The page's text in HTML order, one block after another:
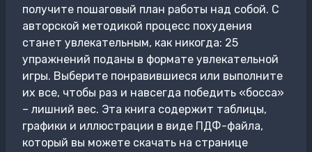
получите пошаговый план работы над собой. С
авторской методикой процесс похудения
станет увлекательным, как никогда: 25
упражнений поданы в формате увлекательной
игры. Выберите понравившиеся или выполните
их все, чтобы раз и навсегда победить «босса»
– лишний вес. Эта книга содержит таблицы,
графики и иллюстрации в виде ПДФ-файла,
который вы можете скачать на странице